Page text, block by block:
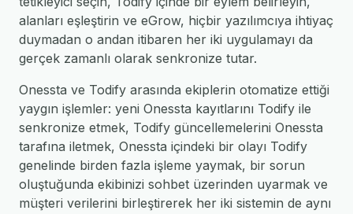
alanları eşleştirin ve eGrow, hiçbir yazılımcıya ihtiyaç
duymadan o andan itibaren her iki uygulamayı da
gerçek zamanlı olarak senkronize tutar.
Onessta ve Todify arasında ekiplerin otomatize ettiği
yaygın işlemler: yeni Onessta kayıtlarını Todify ile
senkronize etmek, Todify güncellemelerini Onessta
tarafına iletmek, Onessta içindeki bir olayı Todify
genelinde birden fazla işleme yaymak, bir sorun
oluştuğunda ekibinizi sohbet üzerinden uyarmak ve
müşteri verilerini birleştirerek her iki sistemin de aynı